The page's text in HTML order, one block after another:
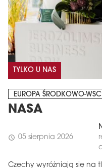
TYLKO U NAS
EUROPA ŚRODKOWO-
NASA
schedule 05 sierpnia 2026
Czechy wyróżniają się na